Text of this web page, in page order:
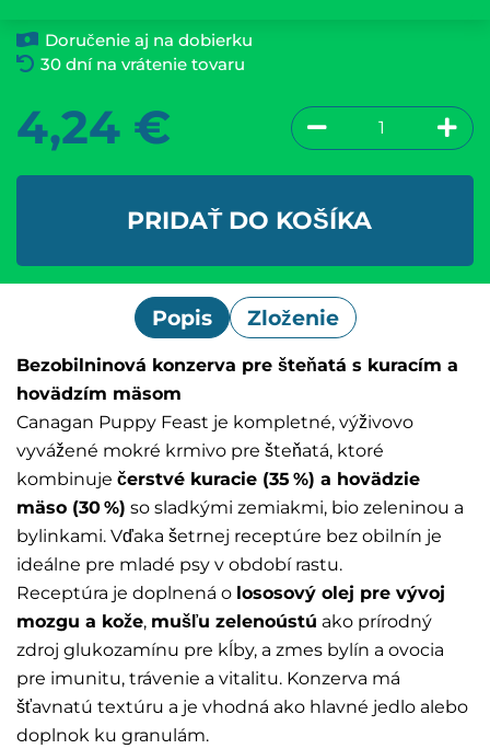
Doručenie aj na dobierku
30 dní na vrátenie tovaru
4,24 €
PRIDAŤ DO KOŠÍKA
Popis Zloženie
Bezobilninová konzerva pre šteňatá s kuracím a
hovädzím mäsom
Canagan Puppy Feast je kompletné, výživovo
vyvážené mokré krmivo pre šteňatá, ktoré
kombinuje čerstvé kuracie (35 %) a hovädzie
mäso (30 %) so sladkými zemiakmi, bio zeleninou a
bylinkami. Vďaka šetrnej receptúre bez obilnín je
ideálne pre mladé psy v období rastu.
Receptúra je doplnená o lososový olej pre vývoj
mozgu a kože, mušľu zelenoústú ako prírodný
zdroj glukozamínu pre kĺby, a zmes bylín a ovocia
pre imunitu, trávenie a vitalitu. Konzerva má
šťavnatú textúru a je vhodná ako hlavné jedlo alebo
doplnok ku granulám.